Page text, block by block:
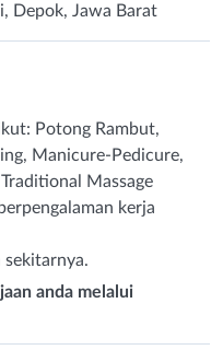
Depok, Jawa Barat
Potong Rambut,
Manicure-Pedicure,
Massage
kerja
sekitarnya.
anda melalui